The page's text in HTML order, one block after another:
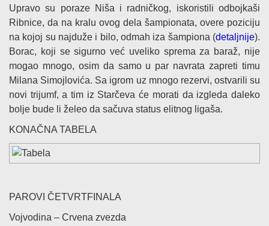
Upravo su poraze Niša i radničkog, iskoristili odbojkaši
Ribnice, da na kralu ovog dela šampionata, overe poziciju
na kojoj su najduže i bilo, odmah iza šampiona (detaljnije).
Borac, koji se sigurno već uveliko sprema za baraž, nije
mogao mnogo, osim da samo u par navrata zapreti timu
Milana Simojlovića. Sa igrom uz mnogo rezervi, ostvarili su
novi trijumf, a tim iz Starčeva će morati da izgleda daleko
bolje bude li želeo da sačuva status elitnog ligaša.
KONAČNA TABELA
PAROVI ČETVRTFINALA
Vojvodina – Crvena zvezda